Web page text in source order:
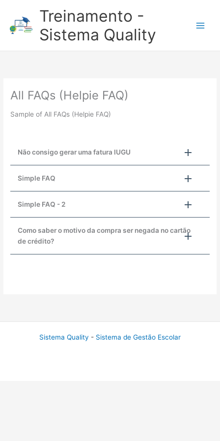
Treinamento -
Sistema Quality
All FAQs (Helpie FAQ)
Sample of All FAQs (Helpie FAQ)
Não consigo gerar uma fatura IUGU
Simple FAQ
Simple FAQ - 2
Como saber o motivo da compra ser negada no cartão
de crédito?
Sistema Quality - Sistema de Gestão Escolar